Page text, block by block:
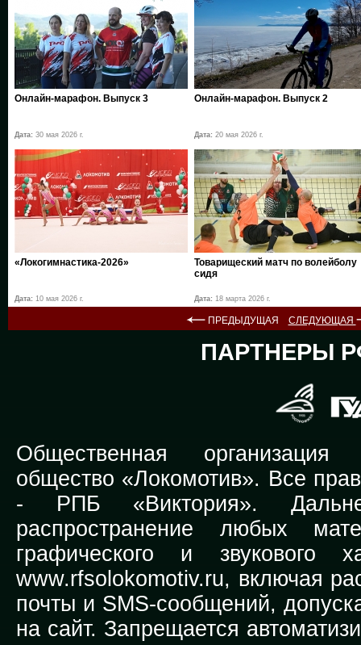
Онлайн-марафон. Выпуск 3
Дата: 30 мая 2026 г.
Онлайн-марафон. Выпуск 2
Дата: 20 мая 2026 г.
«Локогимнастика-2026»
Дата: 10 мая 2026 г.
Товарищеский матч по волейболу
сидя
Дата: 18 марта 2026 г.
ПРЕДЫДУЩАЯ СЛЕДУЮЩАЯ
ПАРТНЕРЫ
Общественная организация
общество «Локомотив». Все
- РПБ «Виктория».
распространение любых
графического и звукового
www.rfsolokomotiv.ru, включая
почты и SMS-сообщений,
на сайт. Запрещается